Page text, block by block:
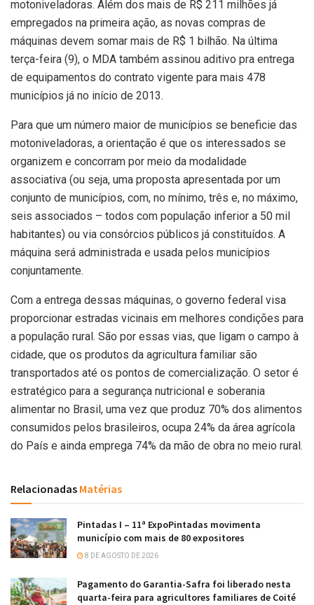
motoniveladoras. Além dos mais de R$ 211 milhões já
empregados na primeira ação, as novas compras de
máquinas devem somar mais de R$ 1 bilhão. Na última
terça-feira (9), o MDA também assinou aditivo pra entrega
de equipamentos do contrato vigente para mais 478
municípios já no início de 2013.
Para que um número maior de municípios se beneficie das
motoniveladoras, a orientação é que os interessados se
organizem e concorram por meio da modalidade
associativa (ou seja, uma proposta apresentada por um
conjunto de municípios, com, no mínimo, três e, no máximo,
seis associados – todos com população inferior a 50 mil
habitantes) ou via consórcios públicos já constituídos. A
máquina será administrada e usada pelos municípios
conjuntamente.
Com a entrega dessas máquinas, o governo federal visa
proporcionar estradas vicinais em melhores condições para
a população rural. São por essas vias, que ligam o campo à
cidade, que os produtos da agricultura familiar são
transportados até os pontos de comercialização. O setor é
estratégico para a segurança nutricional e soberania
alimentar no Brasil, uma vez que produz 70% dos alimentos
consumidos pelos brasileiros, ocupa 24% da área agrícola
do País e ainda emprega 74% da mão de obra no meio rural.
Relacionadas Matérias
Pintadas I – 11ª ExpoPintadas movimenta
município com mais de 80 expositores
8 DE AGOSTO DE 2026
Pagamento do Garantia-Safra foi liberado nesta
quarta-feira para agricultores familiares de Coité